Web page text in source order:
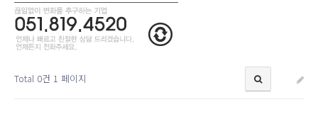
Total 0건 1 페이지